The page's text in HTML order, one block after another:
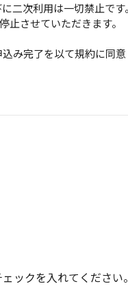
二次利用は一切禁止です。
させていただきます。
み完了を以て規約に同
ックを入れてくださ